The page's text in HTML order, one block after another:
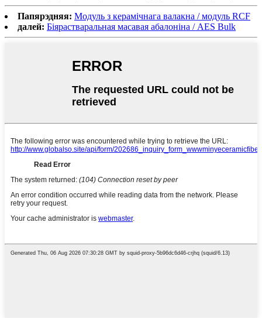
Папярэдняя: Модуль з керамічнага валакна / модуль RCF
далей: Біярастваральная масавая абалоніна / AES Bulk